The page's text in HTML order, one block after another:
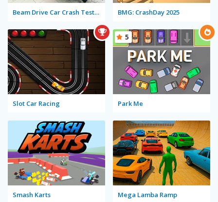
Beam Drive Car Crash Test Simulator BMG: CrashDay 2025
Slot Car Racing Park Me
5
Smash Karts Mega Lamba Ramp